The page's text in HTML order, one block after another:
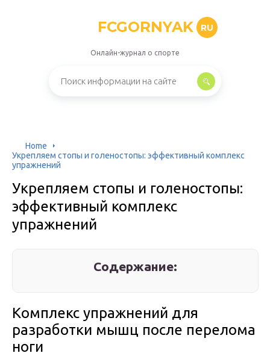
FCGORNYAK RU
Онлайн-журнал о спорте
Home
Укрепляем стопы и голеностопы: эффективный комплекс
упражнений
Укрепляем стопы и голеностопы:
эффективный комплекс
упражнений
Содержание:
Комплекс упражнений для
разработки мышц после перелома
ноги